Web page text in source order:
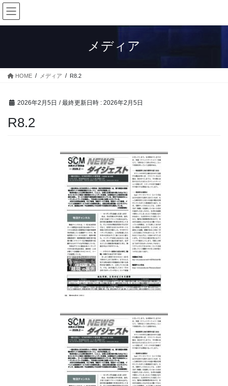
コ
ン
テ
ス
ナ
ビ
ゲ
ン
メディア
HOME メディア R8.2
2026年2月5日 / 最終更新日時 : 2026年2月5日
R8.2